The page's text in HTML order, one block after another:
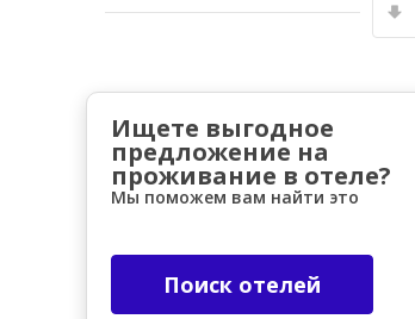
Ищете выгодное
предложение на
проживание в отеле?
Мы поможем вам найти это
Поиск отелей